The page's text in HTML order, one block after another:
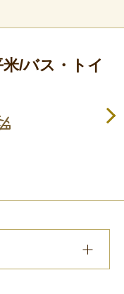
/バス・トイ